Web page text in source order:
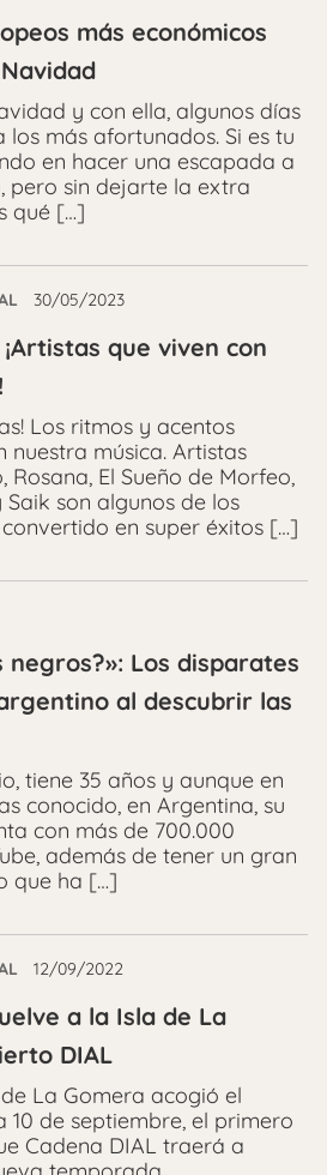
más económicos
y con ella, algunos días
más afortunados. Si es tu
en hacer una escapada a
pero sin dejarte la extra
qué […]
30/05/2023
que viven con
Los ritmos y acentos
nuestra música. Artistas
Rosana, El Sueño de Morfeo,
son algunos de los
en super éxitos […]
negros?»: Los disparates
al descubrir las
tiene 35 años y aunque en
conocido, en Argentina, su
con más de 700.000
además de tener un gran
que ha […]
12/09/2022
a la Isla de La
DIAL
La Gomera acogió el
10 de septiembre, el primero
Cadena DIAL traerá a